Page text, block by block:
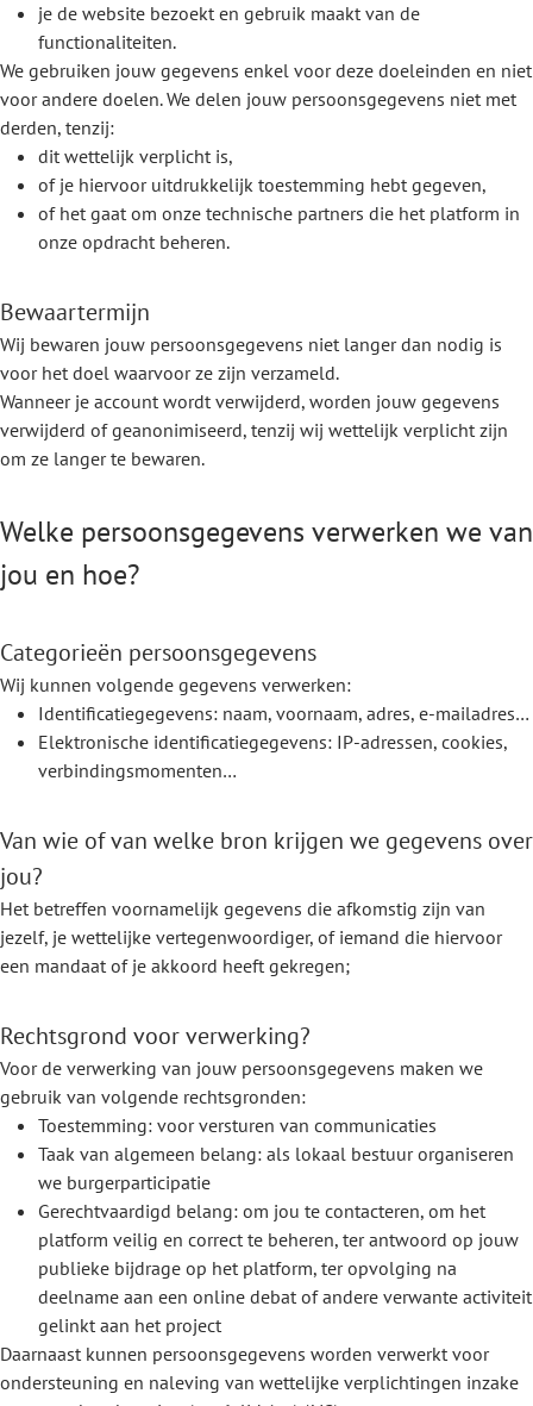
je de website bezoekt en gebruik maakt van de
functionaliteiten.
We gebruiken jouw gegevens enkel voor deze doeleinden en niet
voor andere doelen. We delen jouw persoonsgegevens niet met
derden, tenzij:
dit wettelijk verplicht is,
of je hiervoor uitdrukkelijk toestemming hebt gegeven,
of het gaat om onze technische partners die het platform in
onze opdracht beheren.
Bewaartermijn
Wij bewaren jouw persoonsgegevens niet langer dan nodig is
voor het doel waarvoor ze zijn verzameld.
Wanneer je account wordt verwijderd, worden jouw gegevens
verwijderd of geanonimiseerd, tenzij wij wettelijk verplicht zijn
om ze langer te bewaren.
Welke persoonsgegevens verwerken we van
jou en hoe?
Categorieën persoonsgegevens
Wij kunnen volgende gegevens verwerken:
Identificatiegegevens: naam, voornaam, adres, e-mailadres…
Elektronische identificatiegegevens: IP-adressen, cookies,
verbindingsmomenten…
Van wie of van welke bron krijgen we gegevens over
jou?
Het betreffen voornamelijk gegevens die afkomstig zijn van
jezelf, je wettelijke vertegenwoordiger, of iemand die hiervoor
een mandaat of je akkoord heeft gekregen;
Rechtsgrond voor verwerking?
Voor de verwerking van jouw persoonsgegevens maken we
gebruik van volgende rechtsgronden:
Toestemming: voor versturen van communicaties
Taak van algemeen belang: als lokaal bestuur organiseren
we burgerparticipatie
Gerechtvaardigd belang: om jou te contacteren, om het
platform veilig en correct te beheren, ter antwoord op jouw
publieke bijdrage op het platform, ter opvolging na
deelname aan een online debat of andere verwante activiteit
gelinkt aan het project
Daarnaast kunnen persoonsgegevens worden verwerkt voor
ondersteuning en naleving van wettelijke verplichtingen inzake